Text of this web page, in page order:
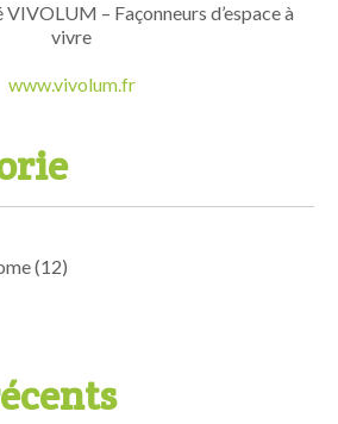
– Façonneurs d’espace à
vivre
www.vivolum.fr
(12)